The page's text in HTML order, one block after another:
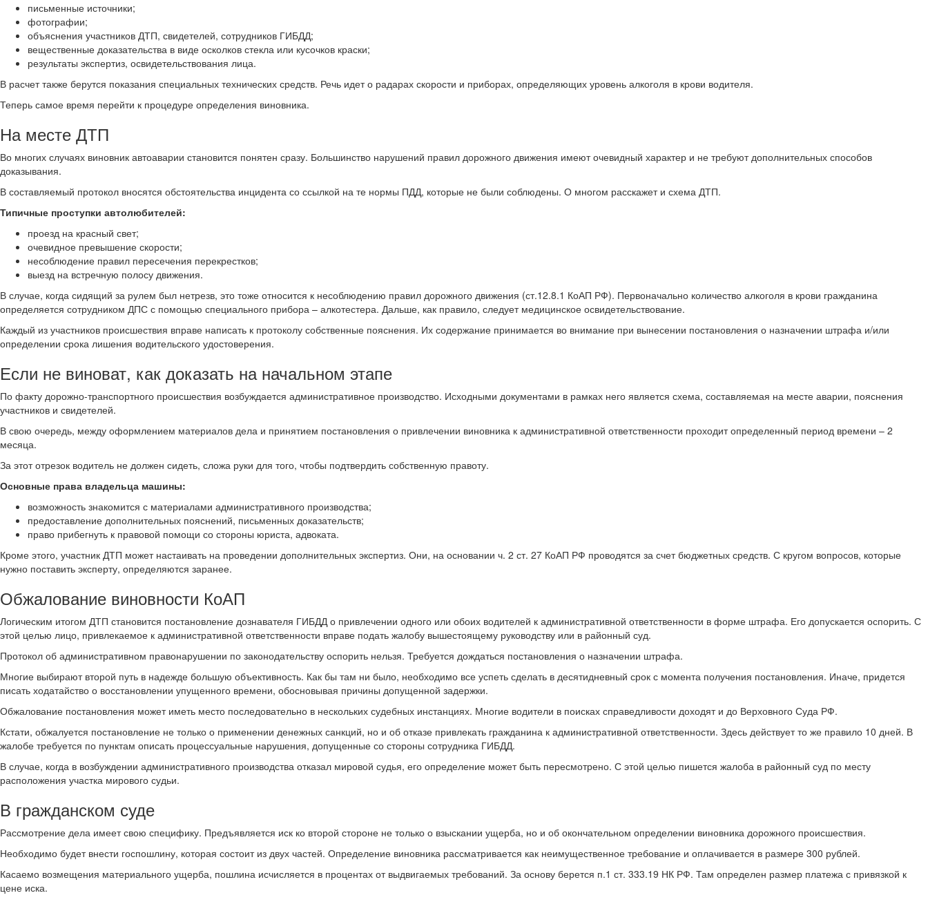
письменные источники;
фотографии;
объяснения участников ДТП, свидетелей, сотрудников ГИБДД;
вещественные доказательства в виде осколков стекла или кусочков краски;
результаты экспертиз, освидетельствования лица.
В расчет также берутся показания специальных технических средств. Речь идет о радарах скорости и приборах, определяющих уровень алкоголя в крови водителя.
Теперь самое время перейти к процедуре определения виновника.
На месте ДТП
Во многих случаях виновник автоаварии становится понятен сразу. Большинство нарушений правил дорожного движения имеют очевидный характер и не требуют дополнительных способов
доказывания.
В составляемый протокол вносятся обстоятельства инцидента со ссылкой на те нормы ПДД, которые не были соблюдены. О многом расскажет и схема ДТП.
Типичные проступки автолюбителей:
проезд на красный свет;
очевидное превышение скорости;
несоблюдение правил пересечения перекрестков;
выезд на встречную полосу движения.
В случае, когда сидящий за рулем был нетрезв, это тоже относится к несоблюдению правил дорожного движения (ст.12.8.1 КоАП РФ). Первоначально количество алкоголя в крови гражданина
определяется сотрудником ДПС с помощью специального прибора – алкотестера. Дальше, как правило, следует медицинское освидетельствование.
Каждый из участников происшествия вправе написать к протоколу собственные пояснения. Их содержание принимается во внимание при вынесении постановления о назначении штрафа и/или
определении срока лишения водительского удостоверения.
Если не виноват, как доказать на начальном этапе
По факту дорожно-транспортного происшествия возбуждается административное производство. Исходными документами в рамках него является схема, составляемая на месте аварии, пояснения
участников и свидетелей.
В свою очередь, между оформлением материалов дела и принятием постановления о привлечении виновника к административной ответственности проходит определенный период времени – 2
месяца.
За этот отрезок водитель не должен сидеть, сложа руки для того, чтобы подтвердить собственную правоту.
Основные права владельца машины:
возможность знакомится с материалами административного производства;
предоставление дополнительных пояснений, письменных доказательств;
право прибегнуть к правовой помощи со стороны юриста, адвоката.
Кроме этого, участник ДТП может настаивать на проведении дополнительных экспертиз. Они, на основании ч. 2 ст. 27 КоАП РФ проводятся за счет бюджетных средств. С кругом вопросов, которые
нужно поставить эксперту, определяются заранее.
Обжалование виновности КоАП
Логическим итогом ДТП становится постановление дознавателя ГИБДД о привлечении одного или обоих водителей к административной ответственности в форме штрафа. Его допускается оспорить. С
этой целью лицо, привлекаемое к административной ответственности вправе подать жалобу вышестоящему руководству или в районный суд.
Протокол об административном правонарушении по законодательству оспорить нельзя. Требуется дождаться постановления о назначении штрафа.
Многие выбирают второй путь в надежде большую объективность. Как бы там ни было, необходимо все успеть сделать в десятидневный срок с момента получения постановления. Иначе, придется
писать ходатайство о восстановлении упущенного времени, обосновывая причины допущенной задержки.
Обжалование постановления может иметь место последовательно в нескольких судебных инстанциях. Многие водители в поисках справедливости доходят и до Верховного Суда РФ.
Кстати, обжалуется постановление не только о применении денежных санкций, но и об отказе привлекать гражданина к административной ответственности. Здесь действует то же правило 10 дней. В
жалобе требуется по пунктам описать процессуальные нарушения, допущенные со стороны сотрудника ГИБДД.
В случае, когда в возбуждении административного производства отказал мировой судья, его определение может быть пересмотрено. С этой целью пишется жалоба в районный суд по месту
расположения участка мирового судьи.
В гражданском суде
Рассмотрение дела имеет свою специфику. Предъявляется иск ко второй стороне не только о взыскании ущерба, но и об окончательном определении виновника дорожного происшествия.
Необходимо будет внести госпошлину, которая состоит из двух частей. Определение виновника рассматривается как неимущественное требование и оплачивается в размере 300 рублей.
Касаемо возмещения материального ущерба, пошлина исчисляется в процентах от выдвигаемых требований. За основу берется п.1 ст. 333.19 НК РФ. Там определен размер платежа с привязкой к
цене иска.